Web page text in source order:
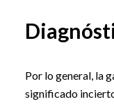
Por lo general, la
significado